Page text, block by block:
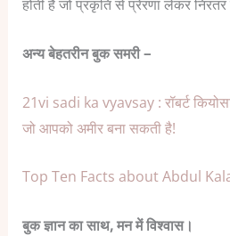
होती है जो प्रकृति से प्रेरणा लेकर
अन्य बेहतरीन बुक समरी –
21vi sadi ka vyavsay : रॉबर्ट
जो आपको अमीर बना सकती है!
Top Ten Facts about Abdul
बुक ज्ञान का साथ, मन में विश्वास।